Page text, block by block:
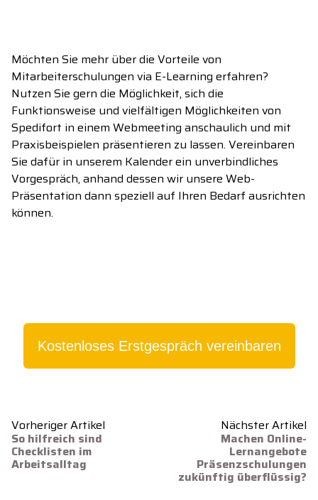
Möchten Sie mehr über die Vorteile von
Mitarbeiterschulungen via E-Learning erfahren?
Nutzen Sie gern die Möglichkeit, sich die
Funktionsweise und vielfältigen Möglichkeiten von
Spedifort in einem Webmeeting anschaulich und mit
Praxisbeispielen präsentieren zu lassen. Vereinbaren
Sie dafür in unserem Kalender ein unverbindliches
Vorgespräch, anhand dessen wir unsere Web-
Präsentation dann speziell auf Ihren Bedarf ausrichten
können.
Kostenloses Erstgespräch vereinbaren
Vorheriger Artikel
So hilfreich sind
Checklisten im
Arbeitsalltag
Nächster Artikel
Machen Online-
Lernangebote
Präsenzschulungen
zukünftig überflüssig?